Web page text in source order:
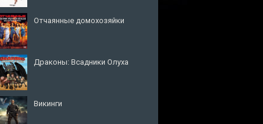
Отчаянные домохозяйки
Драконы: Всадники Олуха
Викинги